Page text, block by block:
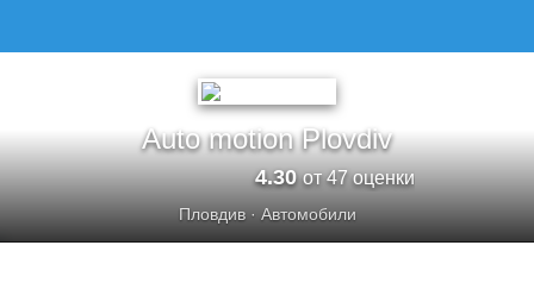
Auto motion Plovdiv
4.30от 47 оценки
Пловдив·Автомобили